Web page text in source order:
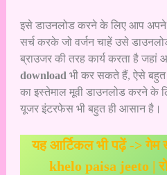
इसे डाउनलोड करने के लिए आप अपने
सर्च करके जो वर्जन चाहें उसे
ब्राउजर की तरह कार्य करता है जहां
download भी कर सकते हैं, ऐसे बहुत
का इस्तेमाल मूवी डाउनलोड करने के
यूजर इंटरफेस भी बहुत ही आसान है।
यह आर्टिकल भी पढ़ें ->गेम
khelo paisa jeeto |